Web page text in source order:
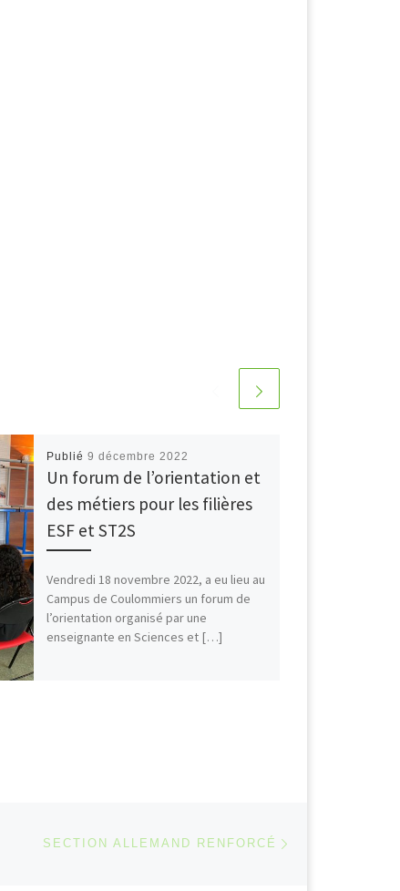
Publié9 décembre 2022
Un forum de l’orientation et
des métiers pour les filières
ESF et ST2S
Vendredi 18 novembre 2022, a eu lieu au
Campus de Coulommiers un forum de
l’orientation organisé par une
enseignante en Sciences et […]
SECTION ALLEMAND RENFORCÉ